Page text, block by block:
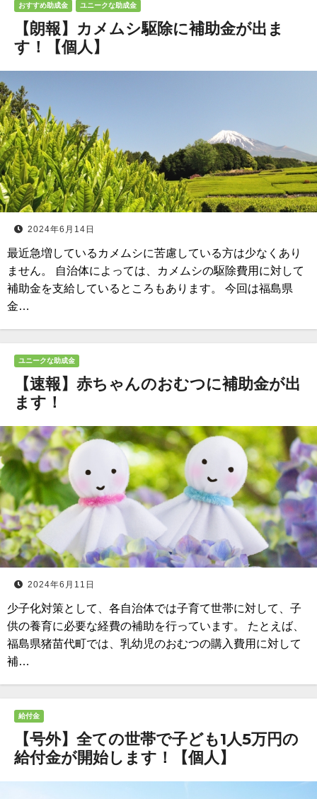
おすすめ助成金 ユニークな助成金
【朗報】カメムシ駆除に補助金が出ま
す！【個人】
2024年6月14日
最近急増しているカメムシに苦慮している方は少なくあり
ません。 自治体によっては、カメムシの駆除費用に対して
補助金を支給しているところもあります。 今回は福島県
金…
ユニークな助成金
【速報】赤ちゃんのおむつに補助金が出
ます！
2024年6月11日
少子化対策として、各自治体では子育て世帯に対して、子
供の養育に必要な経費の補助を行っています。 たとえば、
福島県猪苗代町では、乳幼児のおむつの購入費用に対して
補…
給付金
【号外】全ての世帯で子ども1人5万円の
給付金が開始します！【個人】